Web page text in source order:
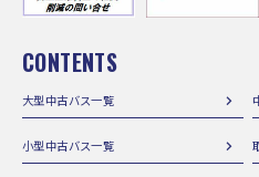
CONTENTS
大型中古バス一覧
小型中古バス一覧